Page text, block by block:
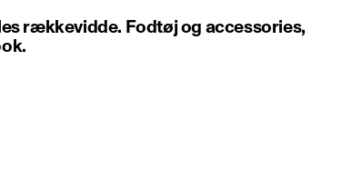
rækkevidde. Fodtøj og accessories,